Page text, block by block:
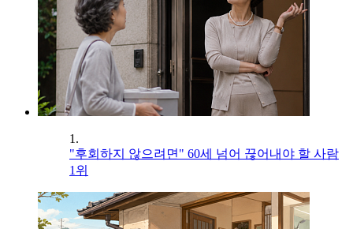
1.
"후회하지 않으려면" 60세 넘어 끊어내야 할 사람
1위